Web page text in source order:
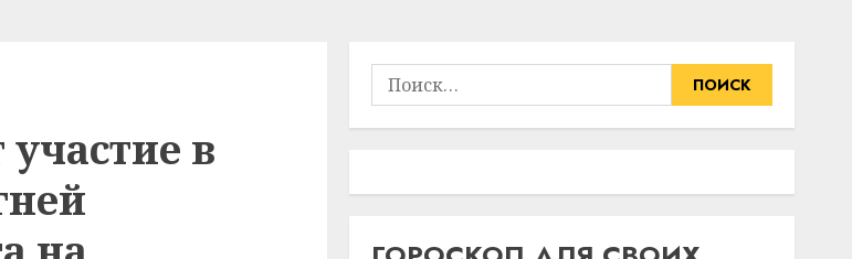
в
Найти: